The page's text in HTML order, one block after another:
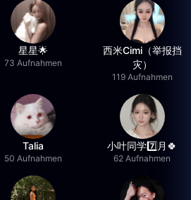
星星🌟
73 Aufnahmen
西米Cimi（举报挡
灾）
119 Aufnahmen
Talia
50 Aufnahmen
小叶同学7️⃣月🍀
62 Aufnahmen